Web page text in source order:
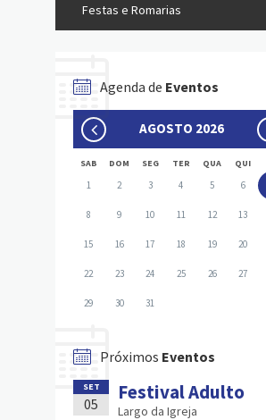
Festas e Romarias
Agenda de Eventos
AGOSTO 2026
SAB DOM SEG TER QUA QUI
1 2 3 4 5 6
8 9 10 11 12 13
15 16 17 18 19 20
22 23 24 25 26 27
29 30 31
Próximos Eventos
SET
05 Festival Adulto
Largo da Igreja